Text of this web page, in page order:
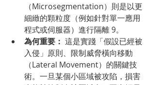
（Microsegmentation）則是以更
細緻的顆粒度（例如針對單一應用
程式或伺服器）進行隔離 9。
為何重要： 這是實踐「假設已經被
入侵」原則、限制威脅橫向移動
（Lateral Movement）的關鍵技
術。一旦某個小區域被攻陷，損害